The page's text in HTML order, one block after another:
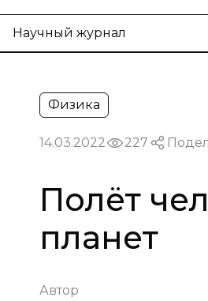
Научный журнал
Физика
14.03.2022 227
Полёт
планет
Автор